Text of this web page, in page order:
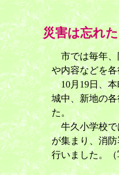
災害は忘れ
市では毎年、
や内容などを
10月19日、本
城中、新地の
た。
牛久小学校で
が集まり、消
行いました。（